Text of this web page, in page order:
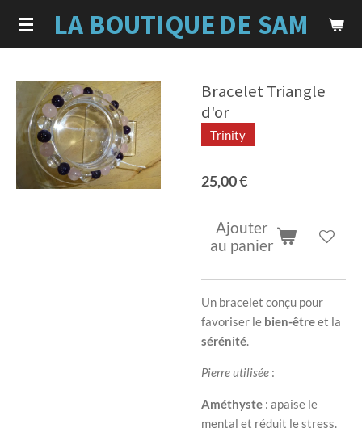
Passer
au
LA BOUTIQUE DE SAM
Bracelet Triangle
d'or
Trinity
25,00 €
Ajouter
au panier
Un bracelet conçu pour
favoriser le bien-êtreet la
sérénité.
Pierre utilisée :
Améthyste : apaise le
mental et réduit le stress.